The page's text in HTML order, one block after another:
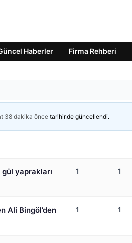
Haberler Firma Rehberi
38 dakika önce tarihinde güncellendi.
gül yaprakları
1 1
Ali Bingöl’den
1 1